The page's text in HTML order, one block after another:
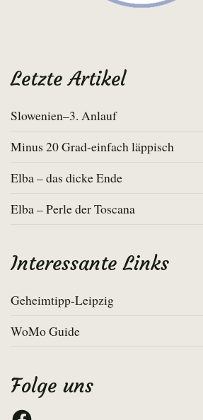
Letzte Artikel
Slowenien–3. Anlauf
Minus 20 Grad-einfach läppisch
Elba – das dicke Ende
Elba – Perle der Toscana
Interessante Links
Geheimtipp-Leipzig
WoMo Guide
Folge uns
Facebook